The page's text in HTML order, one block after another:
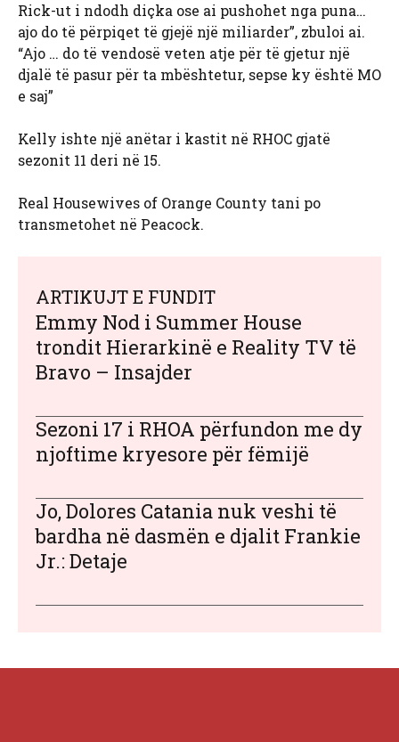
Rick-ut i ndodh diçka ose ai pushohet nga puna…
ajo do të përpiqet të gjejë një miliarder”, zbuloi ai.
“Ajo … do të vendosë veten atje për të gjetur një
djalë të pasur për ta mbështetur, sepse ky është MO
e saj”
Kelly ishte një anëtar i kastit në RHOC gjatë
sezonit 11 deri në 15.
Real Housewives of Orange County tani po
transmetohet në Peacock.
ARTIKUJT E FUNDIT
Emmy Nod i Summer House
trondit Hierarkinë e Reality TV të
Bravo – Insajder
Sezoni 17 i RHOA përfundon me dy
njoftime kryesore për fëmijë
Jo, Dolores Catania nuk veshi të
bardha në dasmën e djalit Frankie
Jr.: Detaje